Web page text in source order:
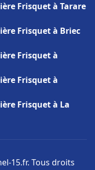
Frisquet à Tarare
Frisquet à Briec
Frisquet à
Frisquet à
Frisquet à La
15.fr. Tous droits